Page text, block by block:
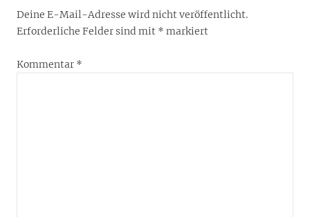
Deine E-Mail-Adresse wird nicht veröffentlicht.
Erforderliche Felder sind mit * markiert
Kommentar *